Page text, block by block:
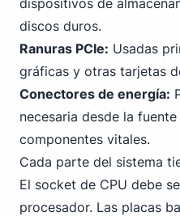
dispositivos de
discos duros.
Ranuras PCIe: Usadas
gráficas y otras tarjetas
Conectores de energía:
necesaria desde la
componentes vitales.
Cada parte del sistema
El socket de CPU debe
procesador. Las placas